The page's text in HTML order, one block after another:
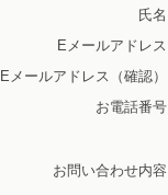
氏名
Eメールアドレス
Eメールアドレス（確認）
お電話番号
お問い合わせ内容